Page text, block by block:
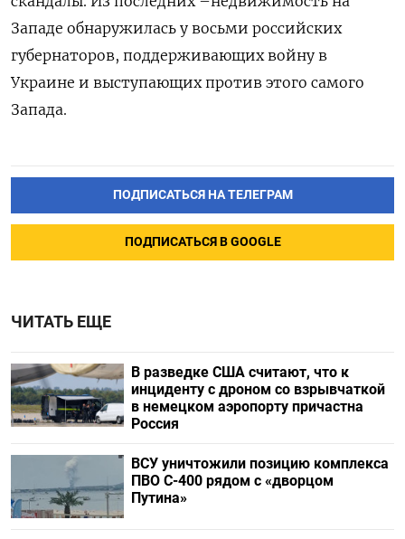
Западе обнаружилась у восьми российских
губернаторов, поддерживающих войну в
Украине и выступающих против этого самого
Запада.
ПОДПИСАТЬСЯ НА ТЕЛЕГРАМ
ПОДПИСАТЬСЯ В GOOGLE
ЧИТАТЬ ЕЩЕ
В разведке США считают, что к
инциденту с дроном со взрывчаткой
в немецком аэропорту причастна
Россия
ВСУ уничтожили позицию комплекса
ПВО С-400 рядом с «дворцом
Путина»